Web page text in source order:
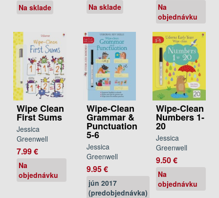
Na sklade Na sklade
Na
objednávku
Wipe Clean
First Sums
Jessica
Greenwell
7.99 €
Na
objednávku
Wipe-Clean
Grammar &
Punctuation
5-6
Jessica
Greenwell
9.95 €
jún 2017
(predobjednávka)
Wipe-Clean
Numbers 1-
20
Jessica
Greenwell
9.50 €
Na
objednávku